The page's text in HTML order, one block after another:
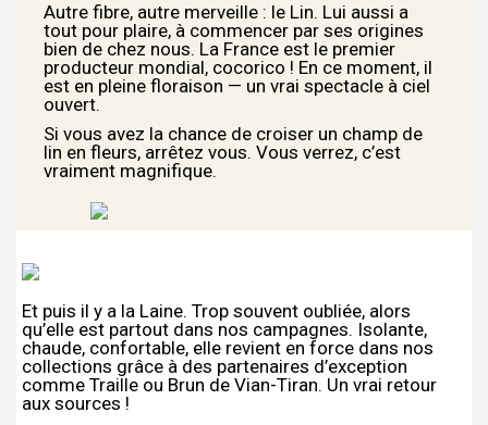
Autre fibre, autre merveille : le Lin. Lui aussi a
tout pour plaire, à commencer par ses origines
bien de chez nous. La France est le premier
producteur mondial, cocorico ! En ce moment, il
est en pleine floraison — un vrai spectacle à ciel
ouvert.
Si vous avez la chance de croiser un champ de
lin en fleurs, arrêtez vous. Vous verrez, c’est
vraiment magnifique.
Et puis il y a la Laine. Trop souvent oubliée, alors
qu’elle est partout dans nos campagnes. Isolante,
chaude, confortable, elle revient en force dans nos
collections grâce à des partenaires d’exception
comme Traille ou Brun de Vian-Tiran. Un vrai retour
aux sources !